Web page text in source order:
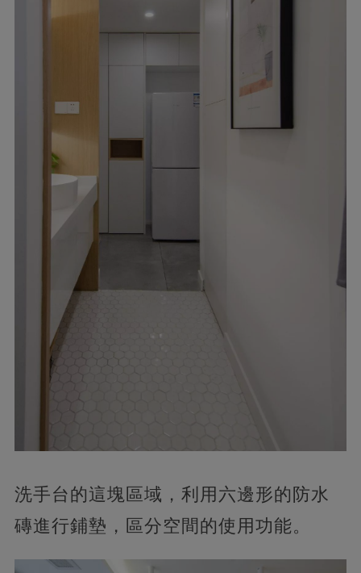
洗手台的這塊區域，利用六邊形的防水
磚進行鋪墊，區分空間的使用功能。